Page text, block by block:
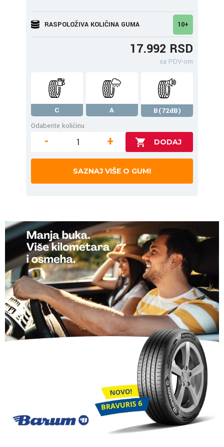
RASPOLOŽIVA KOLIČINA GUMA 10+
17.992 RSD
sa PDV-om
C A
B(72dB)
Odaberite količinu
- +
SAZNAJ VIŠE O GUMI